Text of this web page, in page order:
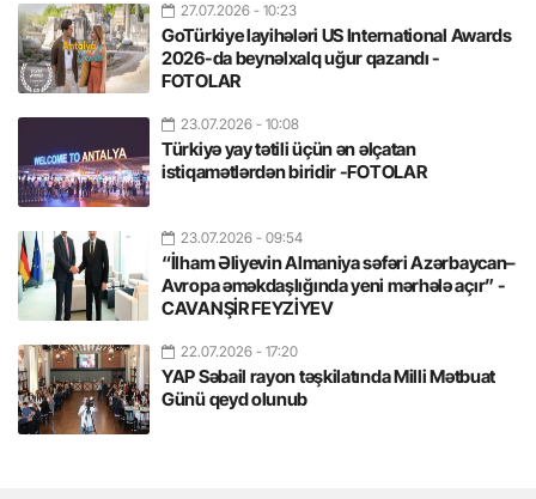
27.07.2026 - 10:23
GoTürkiye layihələri US International Awards
2026-da beynəlxalq uğur qazandı -
FOTOLAR
23.07.2026 - 10:08
Türkiyə yay tətili üçün ən əlçatan
istiqamətlərdən biridir -FOTOLAR
23.07.2026 - 09:54
“İlham Əliyevin Almaniya səfəri Azərbaycan–
Avropa əməkdaşlığında yeni mərhələ açır” -
CAVANŞİR FEYZİYEV
22.07.2026 - 17:20
YAP Səbail rayon təşkilatında Milli Mətbuat
Günü qeyd olunub